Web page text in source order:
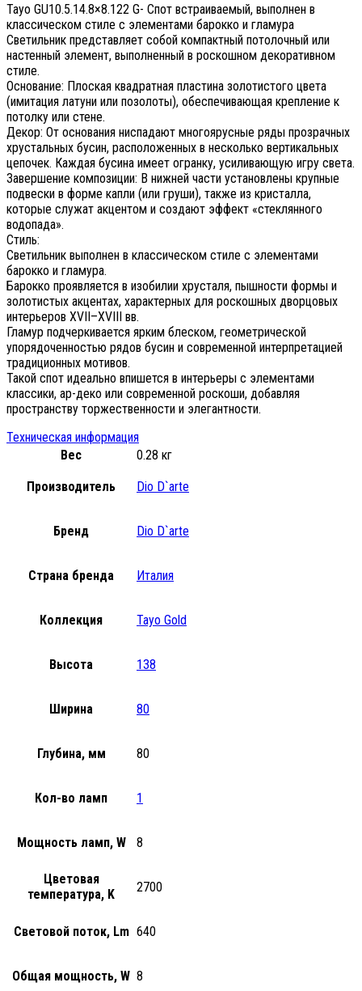
Tayo GU10.5.14.8×8.122 G- Спот встраиваемый, выполнен в
классическом стиле с элементами барокко и гламура
Светильник представляет собой компактный потолочный или
настенный элемент, выполненный в роскошном декоративном
стиле.
Основание: Плоская квадратная пластина золотистого цвета
(имитация латуни или позолоты), обеспечивающая крепление к
потолку или стене.
Декор: От основания ниспадают многоярусные ряды прозрачных
хрустальных бусин, расположенных в несколько вертикальных
цепочек. Каждая бусина имеет огранку, усиливающую игру света.
Завершение композиции: В нижней части установлены крупные
подвески в форме капли (или груши), также из кристалла,
которые служат акцентом и создают эффект «стеклянного
водопада».
Стиль:
Светильник выполнен в классическом стиле с элементами
барокко и гламура.
Барокко проявляется в изобилии хрусталя, пышности формы и
золотистых акцентах, характерных для роскошных дворцовых
интерьеров XVII–XVIII вв.
Гламур подчеркивается ярким блеском, геометрической
упорядоченностью рядов бусин и современной интерпретацией
традиционных мотивов.
Такой спот идеально впишется в интерьеры с элементами
классики, ар-деко или современной роскоши, добавляя
пространству торжественности и элегантности.
Техническая информация
Вес
0.28 кг
Производитель Dio D`arte
Бренд Dio D`arte
Страна бренда Италия
Коллекция Tayo Gold
Высота 138
Ширина 80
Глубина, мм 80
Кол-во ламп 1
Мощность ламп, W 8
Цветовая
температура, K
2700
Световой поток, Lm 640
Общая мощность, W 8